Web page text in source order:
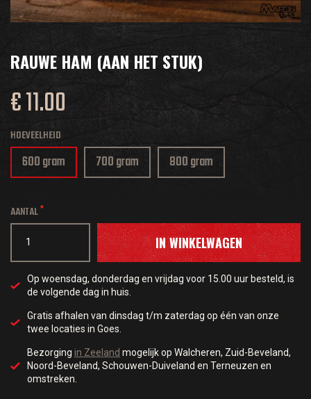
RAUWE HAM (AAN HET STUK)
€ 11.00
HOEVEELHEID
600 gram 700 gram 800 gram
AANTAL
IN WINKELWAGEN
Op woensdag, donderdag en vrijdag voor 15.00 uur besteld, is
de volgende dag in huis.
Gratis afhalen van dinsdag t/m zaterdag op één van onze
twee locaties in Goes.
Bezorging in Zeeland mogelijk op Walcheren, Zuid-Beveland,
Noord-Beveland, Schouwen-Duiveland en Terneuzen en
omstreken.